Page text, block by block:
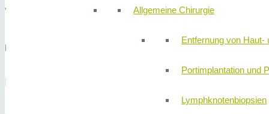
Allgemeine Chirurgie
Entfernung von Haut-
Portimplantation und
Lymphknotenbiopsien
Vorbereitung
Bitte erscheinen Sie nüchtern am Untersuchungstag (keine
Durchführung